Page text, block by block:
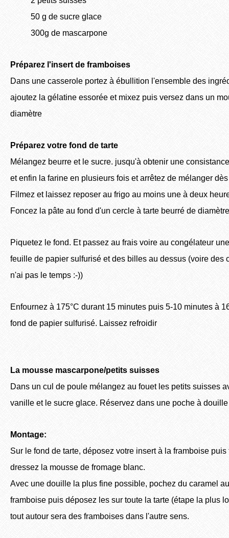
50 g de sucre glace
300g de mascarpone
Préparez l'insert de framboises
Dans une casserole portez à ébullition l'ensemble des
ajoutez la gélatine essorée et mixez puis versez dans un
diamètre
Préparez votre fond de tarte
Mélangez beurre et le sucre. jusqu'à obtenir une
et enfin la farine en plusieurs fois et arrêtez de mélanger
Filmez et laissez reposer au frigo au moins une à deux
Foncez la pâte au fond d'un cercle à tarte beurré de
Piquetez le fond. Et passez au frais voire au congélateur
feuille de papier sulfurisé et des billes au dessus (voire des
n'ai pas le temps :-))
Enfournez à 175°C durant 15 minutes puis 5-10 minutes à
fond de papier sulfurisé. Laissez refroidir
La mousse mascarpone/petits suisses
Dans un cul de poule mélangez au fouet les petits suisses
vanille et le sucre glace. Réservez dans une poche à
Montage:
Sur le fond de tarte, déposez votre insert à la framboise
dressez la mousse de fromage blanc.
Avec une douille la plus fine possible, pochez du caramel
framboise puis déposez les sur toute la tarte (étape la plus
tout autour sera des framboises dans l'autre sens.